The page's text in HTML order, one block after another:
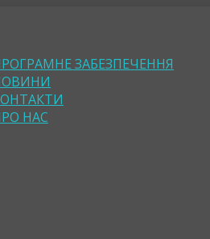
ЗАБЕЗПЕЧЕННЯ
НАС